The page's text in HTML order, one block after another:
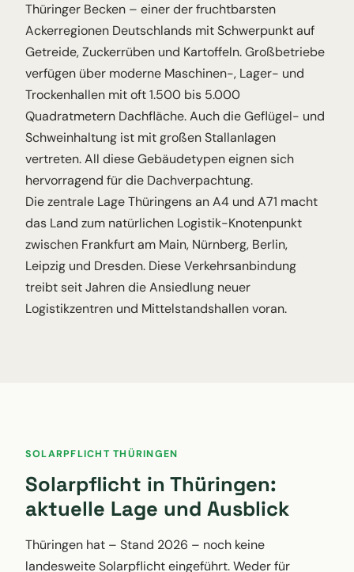
Thüringer Becken – einer der fruchtbarsten
Ackerregionen Deutschlands mit Schwerpunkt auf
Getreide, Zuckerrüben und Kartoffeln. Großbetriebe
verfügen über moderne Maschinen-, Lager- und
Trockenhallen mit oft 1.500 bis 5.000
Quadratmetern Dachfläche. Auch die Geflügel- und
Schweinhaltung ist mit großen Stallanlagen
vertreten. All diese Gebäudetypen eignen sich
hervorragend für die Dachverpachtung.
Die zentrale Lage Thüringens an A4 und A71 macht
das Land zum natürlichen Logistik-Knotenpunkt
zwischen Frankfurt am Main, Nürnberg, Berlin,
Leipzig und Dresden. Diese Verkehrsanbindung
treibt seit Jahren die Ansiedlung neuer
Logistikzentren und Mittelstandshallen voran.
SOLARPFLICHT THÜRINGEN
Solarpflicht in Thüringen:
aktuelle Lage und Ausblick
Thüringen hat – Stand 2026 – noch keine
landesweite Solarpflicht eingeführt. Weder für